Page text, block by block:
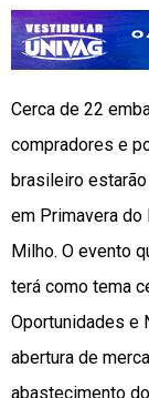
Cerca de 22
compradores e
brasileiro
em Primavera do
Milho. O evento
terá como tema
Oportunidades e
abertura de
abastecimento